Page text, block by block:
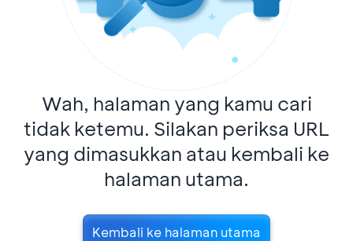
Wah, halaman yang kamu cari
tidak ketemu. Silakan periksa URL
yang dimasukkan atau kembali ke
halaman utama.
Kembali ke halaman utama